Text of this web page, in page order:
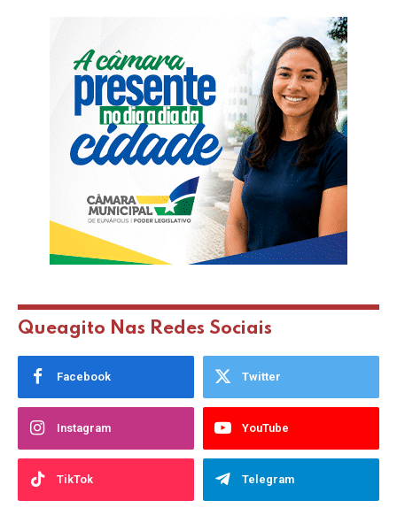
Queagito Nas Redes Sociais
Facebook Twitter
Instagram YouTube
TikTok Telegram